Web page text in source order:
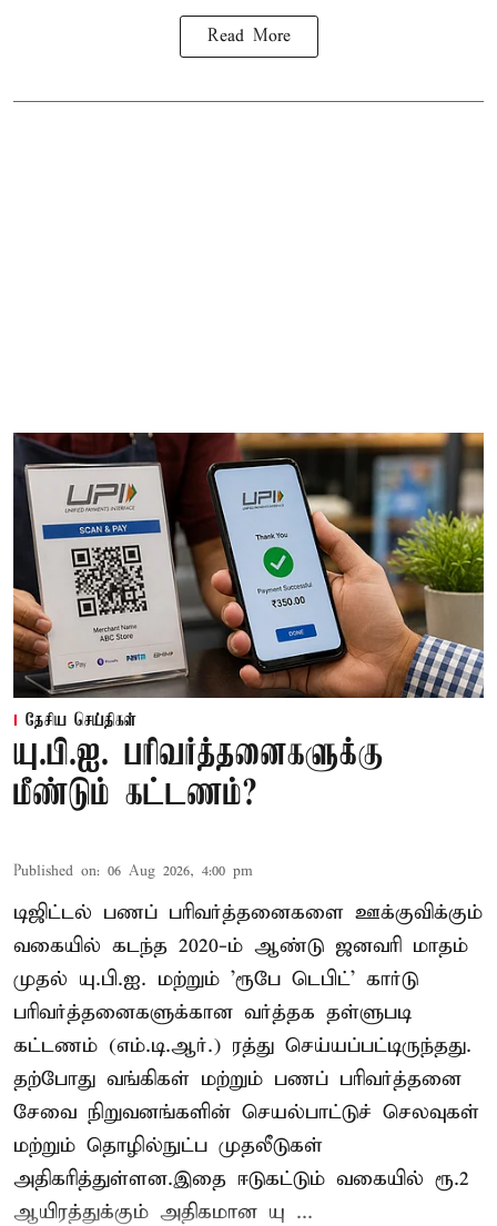
Read More
தேசிய செய்திகள்
யு.பி.ஐ. பரிவர்த்தனைகளுக்கு
மீண்டும் கட்டணம்?
Published on: 06 Aug 2026, 4:00 pm
டிஜிட்டல் பணப் பரிவர்த்தனைகளை ஊக்குவிக்கும்
வகையில் கடந்த 2020-ம் ஆண்டு ஜனவரி மாதம்
முதல் யு.பி.ஐ. மற்றும் 'ரூபே டெபிட்' கார்டு
பரிவர்த்தனைகளுக்கான வர்த்தக தள்ளுபடி
கட்டணம் (எம்.டி.ஆர்.) ரத்து செய்யப்பட்டிருந்தது.
தற்போது வங்கிகள் மற்றும் பணப் பரிவர்த்தனை
சேவை நிறுவனங்களின் செயல்பாட்டுச் செலவுகள்
மற்றும் தொழில்நுட்ப முதலீடுகள்
அதிகரித்துள்ளன.இதை ஈடுகட்டும் வகையில் ரூ.2
ஆயிரத்துக்கும் அதிகமான யு ...